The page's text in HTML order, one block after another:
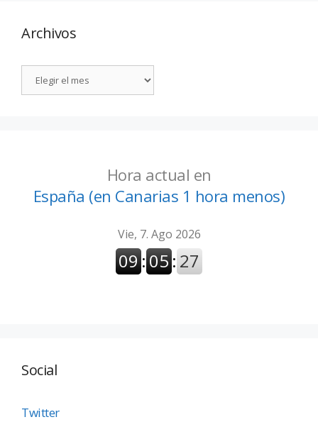
Archivos
Hora actual en
España (en Canarias 1 hora menos)
Social
Twitter